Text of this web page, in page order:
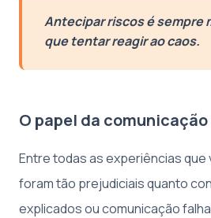
Antecipar riscos é sempre
que tentar reagir ao caos.
O papel da
Entre todas as experiências que
foram tão prejudiciais quanto
explicados ou comunicação